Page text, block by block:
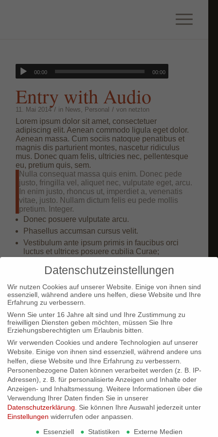
00:00 00:00
Entry with Audio
11. Mai 2014 / in News, Personal / von netzton
Lorem ipsum dolor sit amet, consectetuer
adipiscing elit. Aenean commodo ligula eget dolor.
Aenean massa. Cum sociis natoque penatibus et
magnis dis parturient montes, nascetur ridiculus
mus. Donec quam felis, ultricies nec, pellentesque
eu, pretium quis, sem.
Nulla consequat massa quis enim. Donec pede
justo, fringilla vel, aliquet nec, vulputate eget, arcu.
In enim justo, rhoncus ut, imperdiet a, venenatis
vitae, justo. Nullam dictum felis eu pede mollis
pretium. Integer.
Donec posuere vulputate arcu.
Phasellus accumsan cursus velit.
Vestibulum ante ipsum primis in faucibus orci
luctus et ultrices posuere cubilia Curae;
Nunc nec neque. Phasellus leo dolor, tempus non,
sapien, tincidunt non, euismod vitae, posuere
imperdiet, leo. Maecenas malesuada. Praesent
congue erat at massa. Sed cursus turpis vitae
tortor.
Donec posuere vulputate arcu.
Phasellus accumsan cursus velit.
Vestibulum ante ipsum primis in faucibus orci
luctus et ultrices posuere cubilia Curae;
Sed aliquam, nisi quis porttitor congue
Schlagworte: food,fun
Eintrag teilen
Datenschutzeinstellungen
Wir nutzen Cookies auf unserer Website. Einige von ihnen sind
essenziell, während andere uns helfen, diese Website und Ihre
Erfahrung zu verbessern.
Wenn Sie unter 16 Jahre alt sind und Ihre Zustimmung zu
freiwilligen Diensten geben möchten, müssen Sie Ihre
Erziehungsberechtigten um Erlaubnis bitten.
Wir verwenden Cookies und andere Technologien auf unserer
Website. Einige von ihnen sind essenziell, während andere uns
helfen, diese Website und Ihre Erfahrung zu verbessern.
Personenbezogene Daten können verarbeitet werden (z. B. IP-
Adressen), z. B. für personalisierte Anzeigen und Inhalte oder
Anzeigen- und Inhaltsmessung. Weitere Informationen über die
Verwendung Ihrer Daten finden Sie in unserer
Datenschutzerklärung
Sie können Ihre Auswahl jederzeit unter
Einstellungen widerrufen oder anpassen.
Essenziell
Statistiken Externe Medien